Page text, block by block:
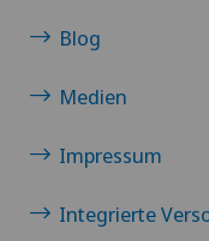
Blog
Medien
Impressum
Integrierte